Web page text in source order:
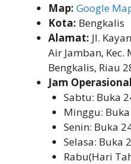
Map: Google
Kota: Bengkalis
Alamat: Jl.
Air Jamban,
Bengkalis, Riau
Jam
Sabtu: Buka
Minggu:
Senin: Buka
Selasa: Buka
Rabu(Hari